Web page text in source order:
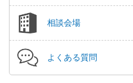
相談会場
よくある質問